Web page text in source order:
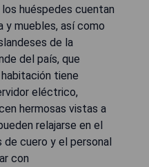
huéspedes cuentan
y muebles, así como
de la
del país, que
tiene
eléctrico,
hermosas vistas a
relajarse en el
cuero y el personal
con